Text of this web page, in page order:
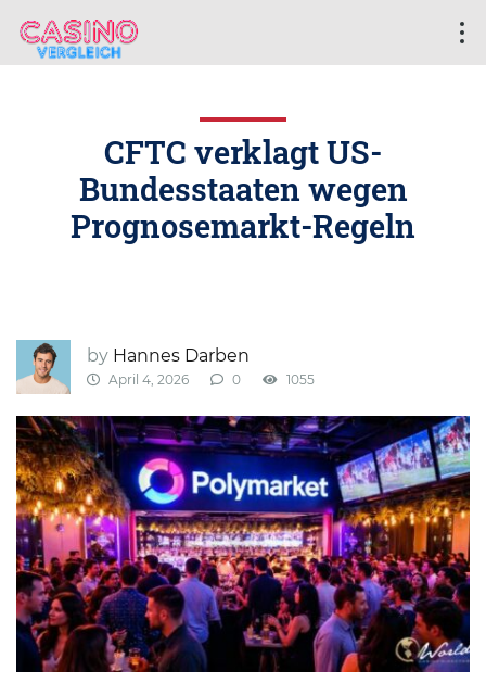
CFTC verklagt US-
Bundesstaaten wegen
Prognosemarkt-Regeln
by Hannes Darben
April 4, 2026 0 1055